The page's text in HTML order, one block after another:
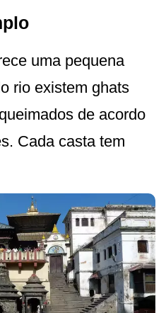
uma pequena
rio existem ghats
de acordo
Cada casta tem